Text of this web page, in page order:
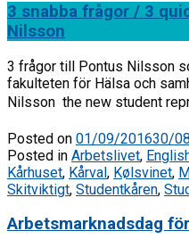
3 snabba frågor / 3
Nilsson
3 frågor till Pontus Nilsson
fakulteten för Hälsa och
Nilsson  the new student
Posted on 01/09/201630/
Posted in Arbetslivet,
Kårhuset, Kårval, Kølsvinet,
Skitviktigt, Studentkåren,
Arbetsmarknadsdag